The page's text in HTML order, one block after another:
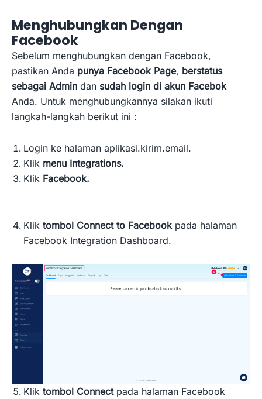
Menghubungkan Dengan
Facebook
Sebelum menghubungkan dengan Facebook,
pastikan Anda punya Facebook Page, berstatus
sebagai Admin dan sudah login di akun Facebok
Anda. Untuk menghubungkannya silakan ikuti
langkah-langkah berikut ini :
Login ke halaman aplikasi.kirim.email.
Klik menu Integrations.
Klik Facebook.
Klik tombol Connect to Facebook pada halaman
Facebook Integration Dashboard.
Klik tombol Connect pada halaman Facebook